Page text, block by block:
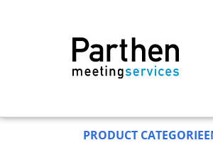
PRODUCT